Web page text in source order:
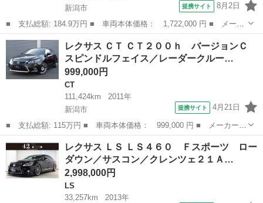
新潟市
提携サイト 8月2日
■ 支払総額: 184.9万円 ■ 車両本体価格： 1,722,000 円 ■ メーカ
ー名： レクサス ■ 車種名： ＲＣ ■ グレード名： ＲＣ３００
ｈ Ｆスポーツ 禁煙車 純正ナビ バックカメラ フルセグＴＶ
赤革温冷...
新潟 新潟市 レクサス
レクサス ＣＴ ＣＴ２００ｈ バージョンＣ
スピンドルフェイス／レーダークルー…
999,000円
CT
111,424km
2011年
新潟市
提携サイト 4月21日
■ 支払総額: 115万円 ■ 車両本体価格： 999,000 円 ■ メーカー
名： レクサス ■ 車種名： ＣＴ ■ グレード名： ＣＴ２００
ｈ バージョンＣ スピンドルフェイス／レーダークルーズ／社外Ａ
Ｗ／関西仕入 ■...
新潟 新潟市 CT
レクサス ＬＳ ＬＳ４６０ Ｆスポーツ ロー
ダウン／サスコン／クレンツェ２１Ａ…
2,998,000円
LS
33,257km
2013年